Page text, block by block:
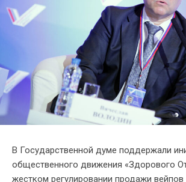
В Государственной думе поддержали
общественного движения «Здорового
жестком регулировании продажи вейпов